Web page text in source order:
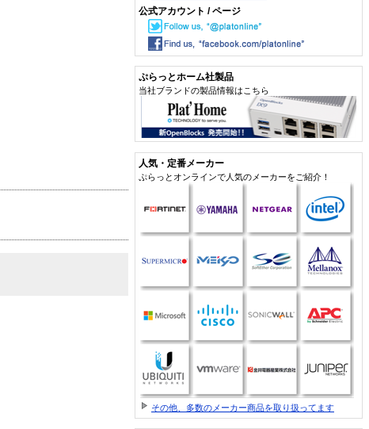
公式アカウント / ページ
ぷらっとホーム社製品
当社ブランドの製品情報はこちら
人気・定番メーカー
ぷらっとオンラインで人気のメーカーをご紹介！
その他、多数のメーカー商品を取り扱ってます